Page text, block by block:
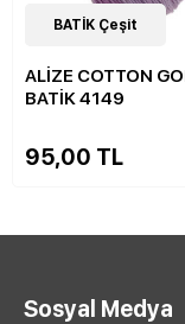
32Çeşit
BATİK Çeşit
ALİZE COTTON
BATİK 4149
95,00 TL
Sosyal Medya